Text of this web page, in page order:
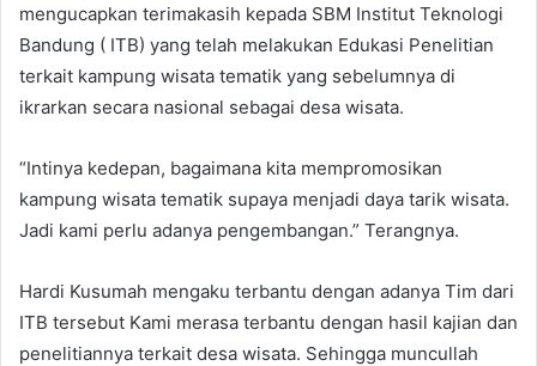
mengucapkan terimakasih kepada SBM Institut Teknologi
Bandung ( ITB) yang telah melakukan Edukasi Penelitian
terkait kampung wisata tematik yang sebelumnya di
ikrarkan secara nasional sebagai desa wisata.
“Intinya kedepan, bagaimana kita mempromosikan
kampung wisata tematik supaya menjadi daya tarik wisata.
Jadi kami perlu adanya pengembangan.” Terangnya.
Hardi Kusumah mengaku terbantu dengan adanya Tim dari
ITB tersebut Kami merasa terbantu dengan hasil kajian dan
penelitiannya terkait desa wisata. Sehingga muncullah